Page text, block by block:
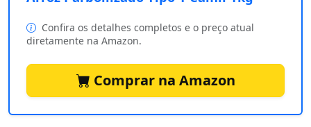
Confira os detalhes completos e o preço atual
diretamente na Amazon.
Comprar na Amazon